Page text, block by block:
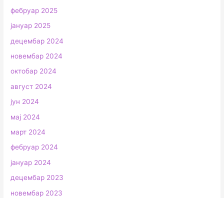
фебруар 2025
јануар 2025
децембар 2024
новембар 2024
октобар 2024
август 2024
јун 2024
мај 2024
март 2024
фебруар 2024
јануар 2024
децембар 2023
новембар 2023